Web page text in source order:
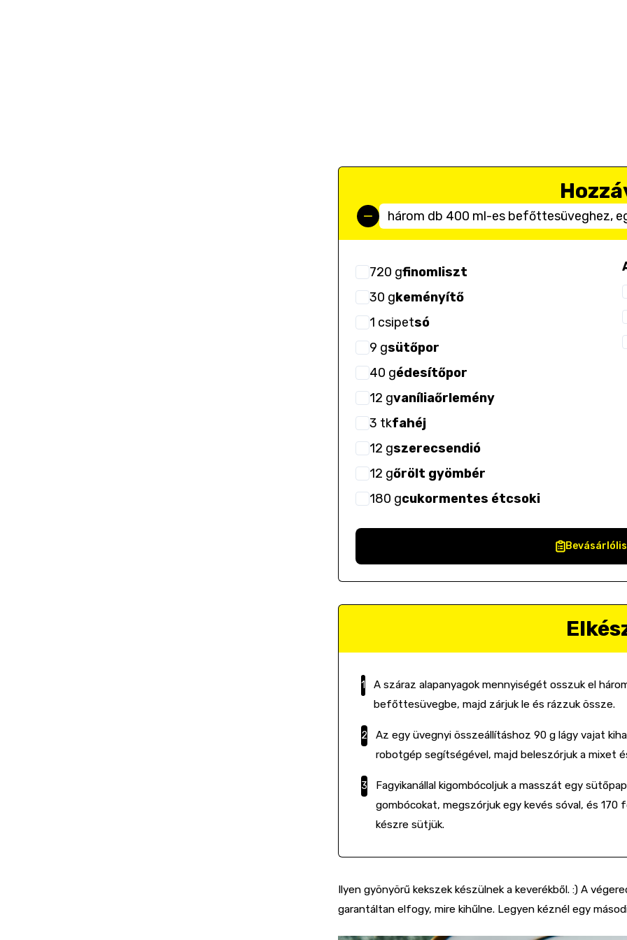
három db 400 ml-es befőttesüveghez,
720 gfinomliszt
30 gkeményítő
1 csipetsó
9 gsütőpor
40 gédesítőpor
12 gvaníliaőrlemény
3 tkfahéj
12 gszerecsendió
12 gőrölt gyömbér
180 gcukormentes étcsoki
A száraz alapanyagok mennyiségét osszuk el
befőttesüvegbe, majd zárjuk le és rázzuk össze.
Az egy üvegnyi összeállításhoz 90 g lágy vajat
robotgép segítségével, majd beleszórjuk a mixet
Fagyikanállal kigombócoljuk a masszát egy
gombócokat, megszórjuk egy kevés sóval, és
készre sütjük.
Ilyen gyönyörű kekszek készülnek a keverékből. :) A
garantáltan elfogy, mire kihűlne. Legyen kéznél egy